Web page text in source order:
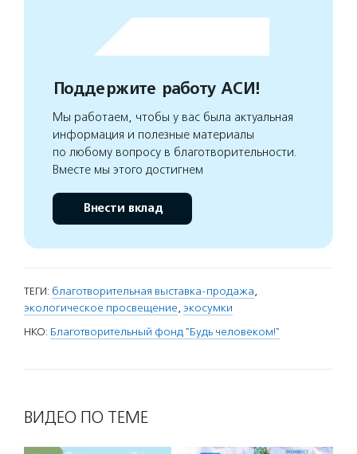
Поддержите работу АСИ!
Мы работаем, чтобы у вас была актуальная
информация и полезные материалы
по любому вопросу в благотворительности.
Вместе мы этого достигнем
Внести вклад
ТЕГИ: благотворительная выставка-продажа,
экологическое просвещение, экосумки
НКО: Благотворительный фонд "Будь человеком!"
ВИДЕО ПО ТЕМЕ